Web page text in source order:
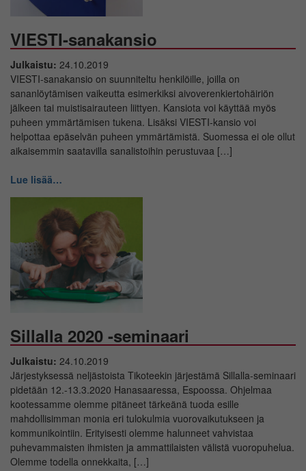
VIESTI-sanakansio
Julkaistu: 24.10.2019
VIESTI-sanakansio on suunniteltu henkilöille, joilla on
sananlöytämisen vaikeutta esimerkiksi aivoverenkiertohäiriön
jälkeen tai muistisairauteen liittyen. Kansiota voi käyttää myös
puheen ymmärtämisen tukena. Lisäksi VIESTI-kansio voi
helpottaa epäselvän puheen ymmärtämistä. Suomessa ei ole ollut
aikaisemmin saatavilla sanalistoihin perustuvaa […]
Lue lisää…
Sillalla 2020 -seminaari
Julkaistu: 24.10.2019
Järjestyksessä neljästoista Tikoteekin järjestämä Sillalla-seminaari
pidetään 12.-13.3.2020 Hanasaaressa, Espoossa. Ohjelmaa
kootessamme olemme pitäneet tärkeänä tuoda esille
mahdollisimman monia eri tulokulmia vuorovaikutukseen ja
kommunikointiin. Erityisesti olemme halunneet vahvistaa
puhevammaisten ihmisten ja ammattilaisten välistä vuoropuhelua.
Olemme todella onnekkaita, […]